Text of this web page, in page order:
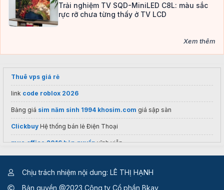
Trải nghiệm TV SQD-MiniLED C8L: màu sắc
rực rỡ chưa từng thấy ở TV LCD
Xem thêm
Thuê vps giá rẻ
link code roblox 2026
Bảng giá sim năm sinh 1994 khosim.com giá sập sàn
Clickbuy Hệ thống bán lẻ Điện Thoại
mua office 2016 bản quyềnvĩnh viễn
Chịu trách nhiệm nội dung: LÊ THỊ HẠNH
Bản quyền @2023 Công ty Cổ phần Bkav